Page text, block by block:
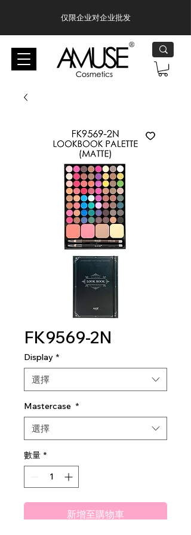
仅限企业对企业批发
FK9569-2N
Display *
選擇
Mastercase *
選擇
數量 *
新增至購物車